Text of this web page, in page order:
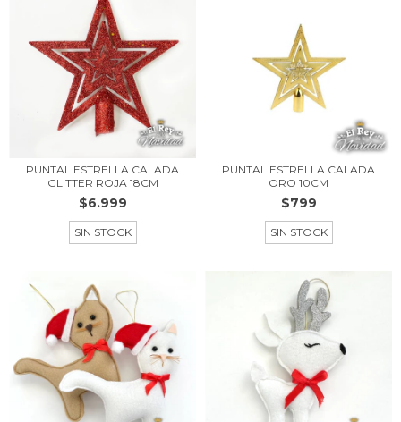
PUNTAL ESTRELLA CALADA
GLITTER ROJA 18CM
$6.999
SIN STOCK
PUNTAL ESTRELLA CALADA
ORO 10CM
$799
SIN STOCK